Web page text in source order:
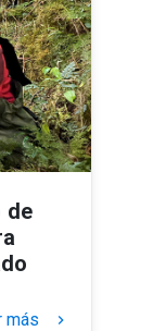
de
más keyboard_arrow_right